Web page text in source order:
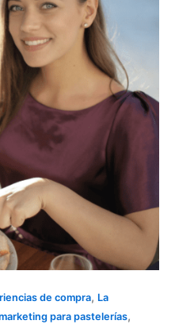
de compra, La
para pastelerías,